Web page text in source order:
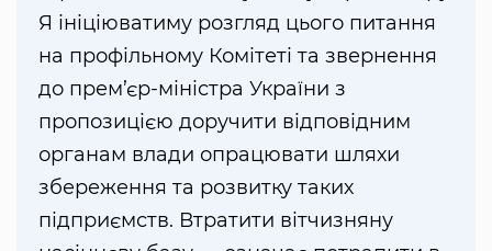
Я ініціюватиму розгляд цього питання
на профільному Комітеті та звернення
до прем’єр-міністра України з
пропозицією доручити відповідним
органам влади опрацювати шляхи
збереження та розвитку таких
підприємств. Втратити вітчизняну